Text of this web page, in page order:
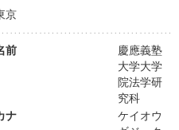
京
前
慶應義塾
大学大学
院法学研
究科
ナ
ケイオウ